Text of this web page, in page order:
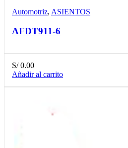
Automotriz, ASIENTOS
AFDT911-6
S/0.00
Añadir al carrito